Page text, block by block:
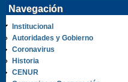
Navegación
Institucional
Autoridades y Gobierno
Coronavirus
Historia
CENUR